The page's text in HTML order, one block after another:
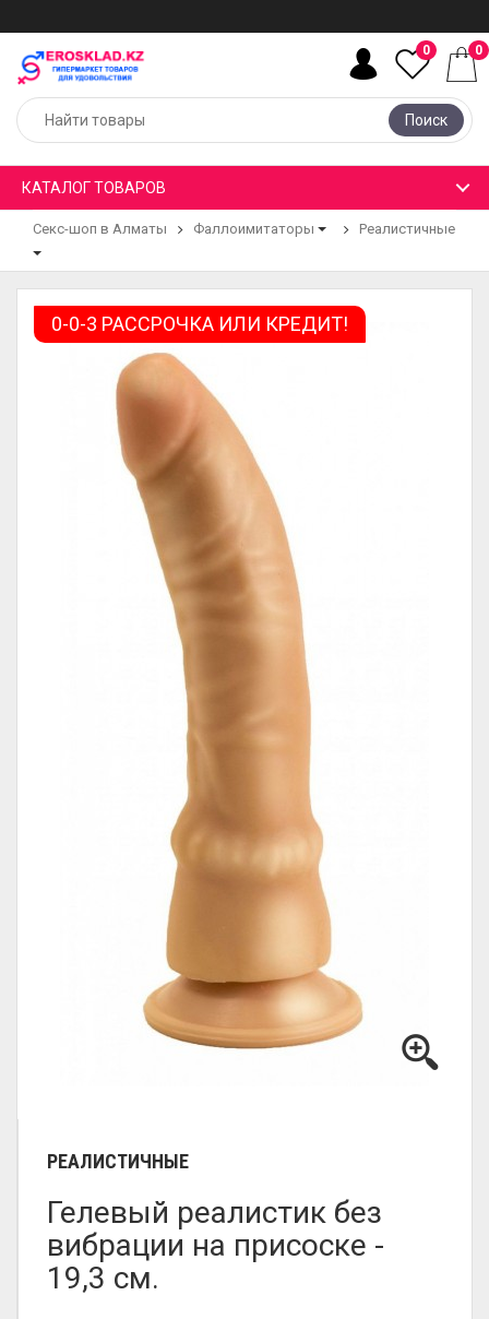
Поиск
0 0
КАТАЛОГ ТОВАРОВ
Секс-шоп в Алматы Фаллоимитаторы Реалистичные
0-0-3 РАССРОЧКА ИЛИ КРЕДИТ!
РЕАЛИСТИЧНЫЕ
Гелевый реалистик без
вибрации на присоске -
19,3 см.